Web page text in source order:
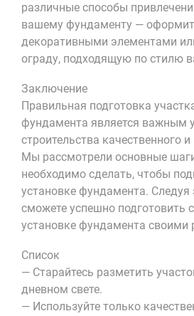
различные способы
вашему фундаменту —
декоративными элементами
ограду, подходящую по стилю
Заключение
Правильная подготовка
фундамента является важным
строительства качественного
Мы рассмотрели основные
необходимо сделать, чтобы
установке фундамента.
сможете успешно подготовить
установке фундамента своими
Список
— Старайтесь разметить
дневном свете.
— Используйте только